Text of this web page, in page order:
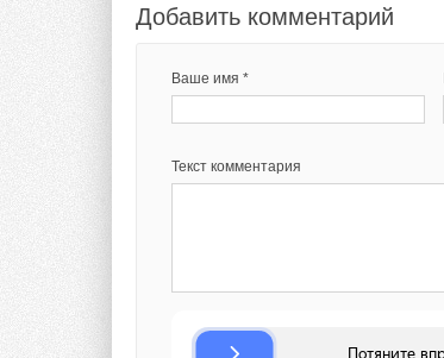
Добавить комментарий
Ваше имя *
Текст комментария
В этой теме еще нет комментариев
Добавить комментарий